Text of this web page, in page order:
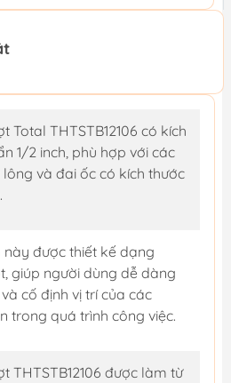
Total THTSTB12106 có kích
1/2 inch, phù hợp với các
lông và đai ốc có kích thước
này được thiết kế dạng
giúp người dùng dễ dàng
cố định vị trí của các
trong quá trình công việc.
THTSTB12106 được làm từ